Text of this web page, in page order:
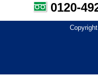
0120-